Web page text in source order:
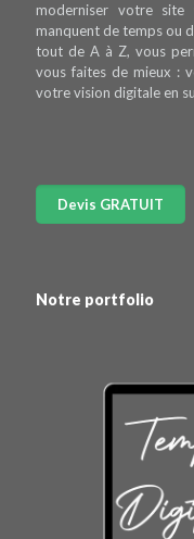
moderniser votre
manquent de temps ou
tout de A à Z, vous
vous faites de mieux :
votre vision digitale en
Notre portfolio